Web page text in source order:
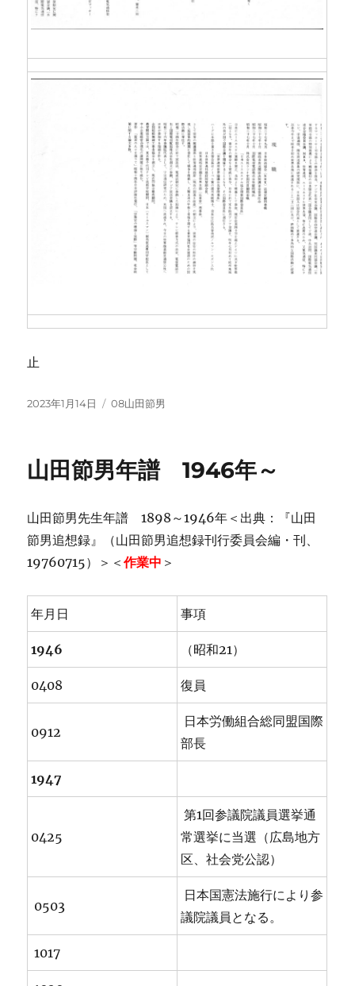
止
投
2023年1月14日
カ
ー
08山田節男
山田節男年譜 1946年～
山田節男先生年譜 1898～1946年＜出典：『山田
節男追想録』（山田節男追想録刊行委員会編・刊、
19760715）＞＜作業中 ＞
年月日 事項
1946 （昭和21）
0408 復員
0912
日本労働組合総同盟国際
部長
1947
0425
第1回参議院議員選挙通
常選挙に当選（広島地方
区、社会党公認）
0503
日本国憲法施行により参
議院議員となる。
1017